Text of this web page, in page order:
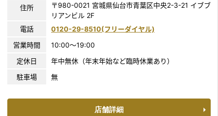
住所
〒980-0021 宮城県仙台市青葉区中央2-3-21 イブブ
リアンビル 2F
電話
0120-29-8510(フリーダイヤル)
営業時間
10:00〜19:00
定休日
年中無休（年末年始など臨時休業あり）
駐車場
無
店舗詳細